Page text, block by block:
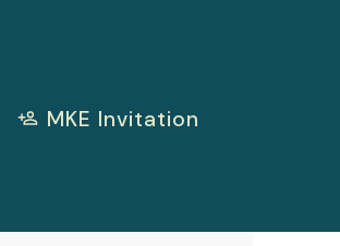
MKE Invitation